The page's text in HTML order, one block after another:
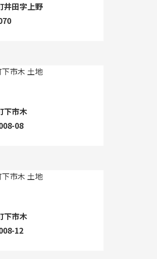
井田字上野
下市木
08
下市木
12